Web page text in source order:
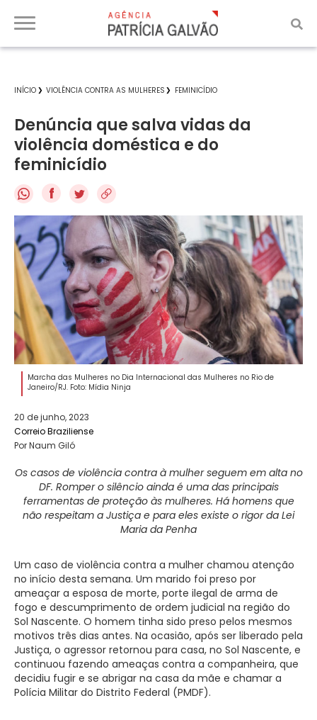
INÍCIO VIOLÊNCIA CONTRA AS MULHERES FEMINICÍDIO
Denúncia que salva vidas da
violência doméstica e do
feminicídio
f
Marcha das Mulheres no Dia Internacional das Mulheres no Rio de
Janeiro/RJ. Foto: Mídia Ninja
20 de junho, 2023
Correio Braziliense
Por Naum Giló
Os casos de violência contra à mulher seguem em alta no
DF. Romper o silêncio ainda é uma das principais
ferramentas de proteção às mulheres. Há homens que
não respeitam a Justiça e para eles existe o rigor da Lei
Maria da Penha
Um caso de violência contra a mulher chamou atenção
no início desta semana. Um marido foi preso por
ameaçar a esposa de morte, porte ilegal de arma de
fogo e descumprimento de ordem judicial na região do
Sol Nascente. O homem tinha sido preso pelos mesmos
motivos três dias antes. Na ocasião, após ser liberado pela
Justiça, o agressor retornou para casa, no Sol Nascente, e
continuou fazendo ameaças contra a companheira, que
decidiu fugir e se abrigar na casa da mãe e chamar a
Polícia Militar do Distrito Federal (PMDF).